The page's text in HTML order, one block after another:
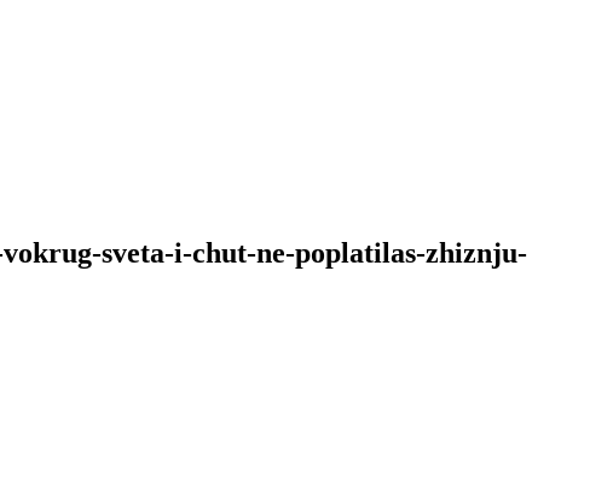
sveta-i-chut-ne-poplatilas-zhiznju-